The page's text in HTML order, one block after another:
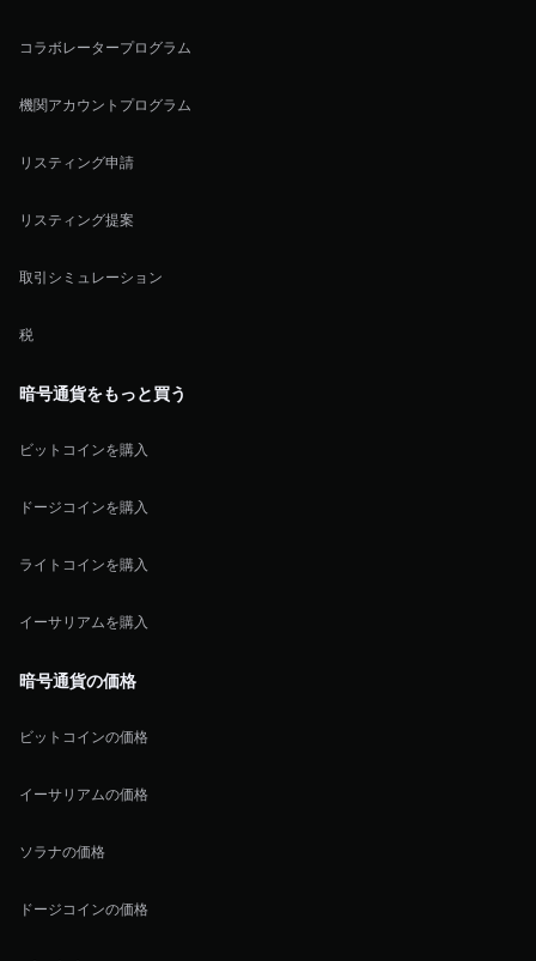
コラボレータープログラム
機関アカウントプログラム
リスティング申請
リスティング提案
取引シミュレーション
税
暗号通貨をもっと買う
ビットコインを購入
ドージコインを購入
ライトコインを購入
イーサリアムを購入
暗号通貨の価格
ビットコインの価格
イーサリアムの価格
ソラナの価格
ドージコインの価格